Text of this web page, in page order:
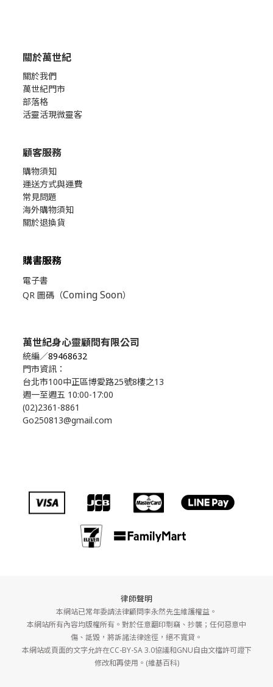
關於萬世紀
關於我們
萬世紀門市
部落格
活靈活現微靈客
顧客服務
購物須知
運送方式與運費
常見問題
海外購物須知
關於退換貨
購書服務
電子書
QR 圖碼（Coming Soon）
萬世紀身心靈顧問有限公司
統編／89468632
門市資訊：
台北市100中正區博愛路25號8樓之13
週一至週五 10:00-17:00
(02)2361-8861
Go250813@gmail.com
律師聲明
本網站已常年委請法律顧問李永然先生維護權益。
本網站所有內容均版權所有。對於任意翻印剽竊、抄襲；任何惡意中
傷、詆毀，將訴諸法律途徑，絕不寬貸。
本網站或頁面的文字允許在CC-BY-SA 3.0協議和GNU自由文檔許可證下
修改和再使用。(維基百科)